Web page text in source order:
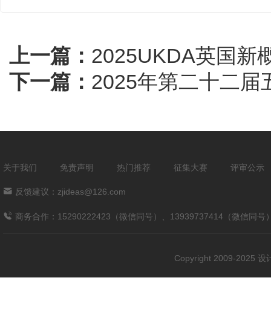
上一篇： 2025UKDA英国新
下一篇： 2025年第二十二届
关于我们 免责声明 热门推荐 征集大赛 评审公示
反馈建议：zjideas@126.com
商务合作：15290222423（微信同号）、13939737414（微信同号
Copyright 2009-2025 设